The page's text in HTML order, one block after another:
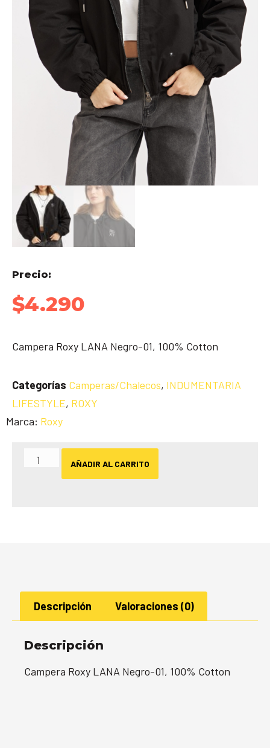
Precio:
$4.290
Campera Roxy LANA Negro-01, 100% Cotton
Categorías Camperas/Chalecos, INDUMENTARIA
LIFESTYLE, ROXY
Marca: Roxy
AÑADIR AL CARRITO
Descripción Valoraciones (0)
Descripción
Campera Roxy LANA Negro-01, 100% Cotton